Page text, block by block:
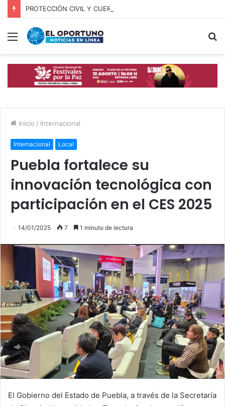
Menú
Inicio / Internacional
Internacional Local
Puebla fortalece su
innovación tecnológica con
participación en el CES 2025
14/01/2025 7 1 minuto de lectura
El Gobierno del Estado de Puebla, a través de la Secretaría